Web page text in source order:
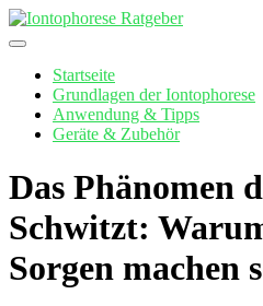
Skip
to
Startseite
Grundlagen der Iontophorese
Anwendung & Tipps
Geräte & Zubehör
Das Phänomen
Schwitzt:
Sorgen machen